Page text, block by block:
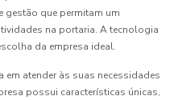
gestão que permitam um
na portaria. A tecnologia
da empresa ideal.
em atender às suas necessidades
possui características únicas,